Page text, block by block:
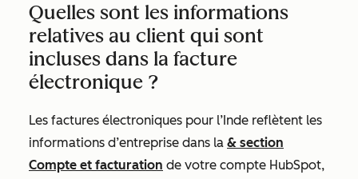
Quelles sont les informations
relatives au client qui sont
incluses dans la facture
électronique ?
Les factures électroniques pour l’Inde reflètent les
informations d’entreprise dans la & section
Compte et facturation de votre compte HubSpot,